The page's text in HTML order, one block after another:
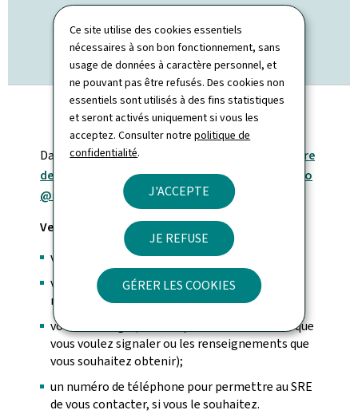
Ce site utilise des cookies essentiels
nécessaires à son bon fonctionnement, sans
usage de données à caractère personnel, et
ne pouvant pas être refusés. Des cookies non
essentiels sont utilisés à des fins statistiques
et seront activés uniquement si vous les
acceptez. Consulter notrepolitique de
confidentialité.
J'ACCEPTE
JE REFUSE
GÉRER LES COOKIES
FORMULAIRE DE CONTACT
Dans ce cas, vous pouvez remplir notre
formulaire
de contact en ligneounous écrire à l'adresse
info
@me.etat.lu
Veuillez indiquer dans votre message:
vos nom(s) et prénom(s);
votre employeur ou l'organisation que vous
représentez, le cas échéant;
votre message (veuillez préciser la situation que
vous voulez signaler ou les renseignements que
vous souhaitez obtenir);
un numéro de téléphone pour permettre au SRE
de vous contacter, si vous le souhaitez.